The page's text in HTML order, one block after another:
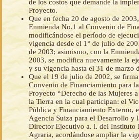
de los costos que demande la
Proyecto.
Que en fecha 20 de agosto de
Enmienda No.1 al Convenio de
modificándose el período de
vigencia desde el 1° de julio de
de 2003; asimismo, con la
2003, se modifica nuevamente la
y su vigencia hasta el 31 de marzo
Que el 19 de julio de 2002, se
Convenio de Financiamiento para
Proyecto “Derecho de las Mujeres
la Tierra en la cual participan: el
Pública y Financiamiento Externo,
Agencia Suiza para el Desarrollo y
Director Ejecutivo a. i. del Instituto
Agraria, acordándose ampliar la